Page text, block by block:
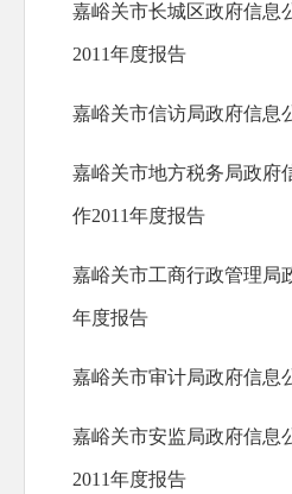
嘉峪关市长城区政府信息
2011年度报告
嘉峪关市信访局政府信息
嘉峪关市地方税务局政府
作2011年度报告
嘉峪关市工商行政管理局
年度报告
嘉峪关市审计局政府信息
嘉峪关市安监局政府信息
2011年度报告